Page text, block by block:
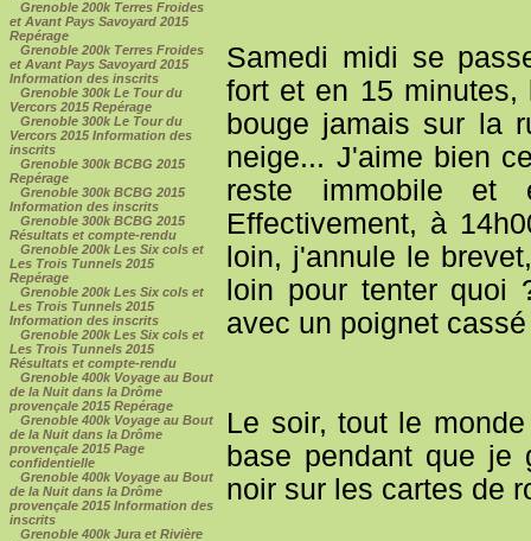
Grenoble 200k Terres Froides
et Avant Pays Savoyard 2015
Repérage
Grenoble 200k Terres Froides
et Avant Pays Savoyard 2015
Information des inscrits
Grenoble 300k Le Tour du
Vercors 2015 Repérage
Grenoble 300k Le Tour du
Vercors 2015 Information des
inscrits
Grenoble 300k BCBG 2015
Repérage
Grenoble 300k BCBG 2015
Information des inscrits
Grenoble 300k BCBG 2015
Résultats et compte-rendu
Grenoble 200k Les Six cols et
Les Trois Tunnels 2015
Repérage
Grenoble 200k Les Six cols et
Les Trois Tunnels 2015
Information des inscrits
Grenoble 200k Les Six cols et
Les Trois Tunnels 2015
Résultats et compte-rendu
Grenoble 400k Voyage au Bout
de la Nuit dans la Drôme
provençale 2015 Repérage
Grenoble 400k Voyage au Bout
de la Nuit dans la Drôme
provençale 2015 Page
confidentielle
Grenoble 400k Voyage au Bout
de la Nuit dans la Drôme
provençale 2015 Information des
inscrits
Grenoble 400k Jura et Rivière
Samedi midi se
fort et en 15
bouge jamais sur la
neige... J'aime bien
reste immobile et
Effectivement, à
loin, j'annule le
loin pour tenter quoi
avec un poignet
Le soir, tout le
base pendant que je
noir sur les cartes de